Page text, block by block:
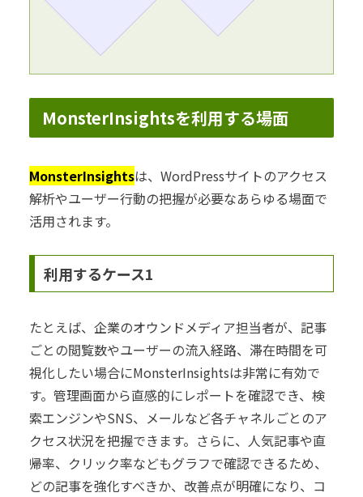
MonsterInsightsを利用する場面
MonsterInsightsは、WordPressサイトのアクセス
解析やユーザー行動の把握が必要なあらゆる場面で
活用されます。
利用するケース1
たとえば、企業のオウンドメディア担当者が、記事
ごとの閲覧数やユーザーの流入経路、滞在時間を可
視化したい場合にMonsterInsightsは非常に有効で
す。管理画面から直感的にレポートを確認でき、検
索エンジンやSNS、メールなど各チャネルごとのア
クセス状況を把握できます。さらに、人気記事や直
帰率、クリック率などもグラフで確認できるため、
どの記事を強化すべきか、改善点が明確になり、コ